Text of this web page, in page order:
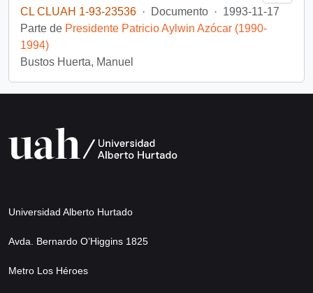
CL CLUAH 1-93-23536 · Documento · 1993-11-17
Parte de Presidente Patricio Aylwin Azócar (1990-
1994)
Bustos Huerta, Manuel
Universidad Alberto Hurtado
Avda. Bernardo O’Higgins 1825
Metro Los Héroes